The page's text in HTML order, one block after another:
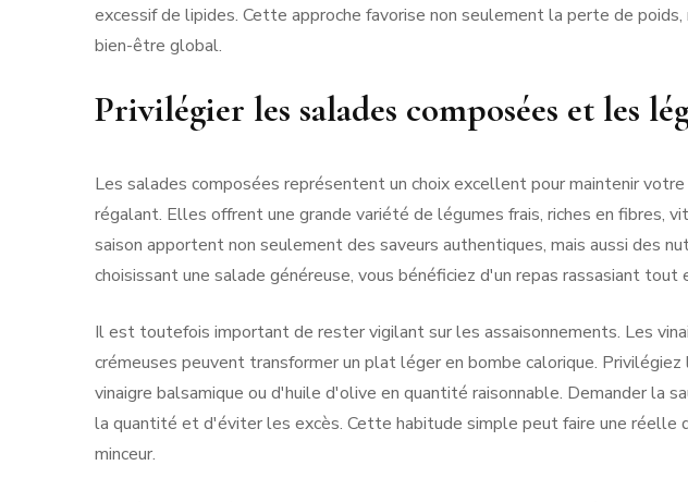
excessif de lipides. Cette approche favorise non seulement la perte de
bien-être global.
Privilégier les salades composées et les
Les salades composées représentent un choix excellent pour maintenir
régalant. Elles offrent une grande variété de légumes frais, riches en fibres,
saison apportent non seulement des saveurs authentiques, mais aussi des
choisissant une salade généreuse, vous bénéficiez d'un repas rassasiant
Il est toutefois important de rester vigilant sur les assaisonnements. Les
crémeuses peuvent transformer un plat léger en bombe calorique.
vinaigre balsamique ou d'huile d'olive en quantité raisonnable. Demander la
la quantité et d'éviter les excès. Cette habitude simple peut faire une réelle
minceur.